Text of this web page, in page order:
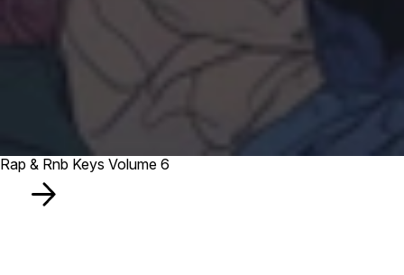
Rap & Rnb Keys Volume 6